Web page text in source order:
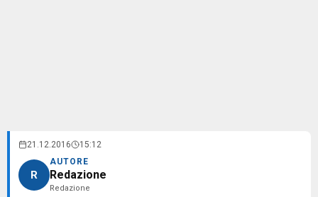
21.12.2016 15:12
R
AUTORE
Redazione
Redazione